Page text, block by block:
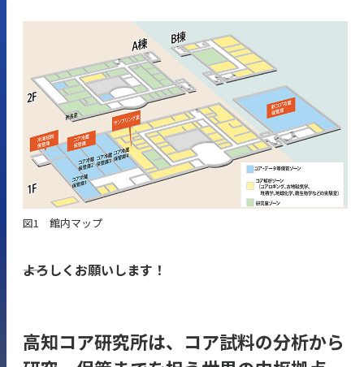
図1 館内マップ
――よろしくお願いします！
高知コア研究所は、コア試料の分析から